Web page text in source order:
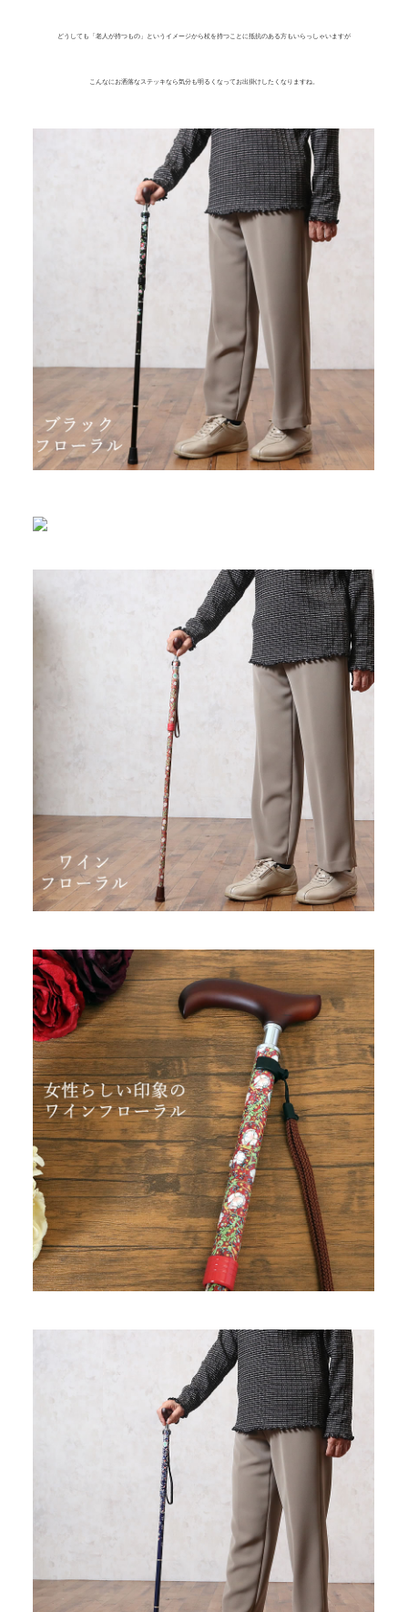
どうしても「老人が持つもの」というイメージから杖を持つことに抵抗のある方もいらっしゃいますが
こんなにお洒落なステッキなら気分も明るくなってお出掛けしたくなりますね。